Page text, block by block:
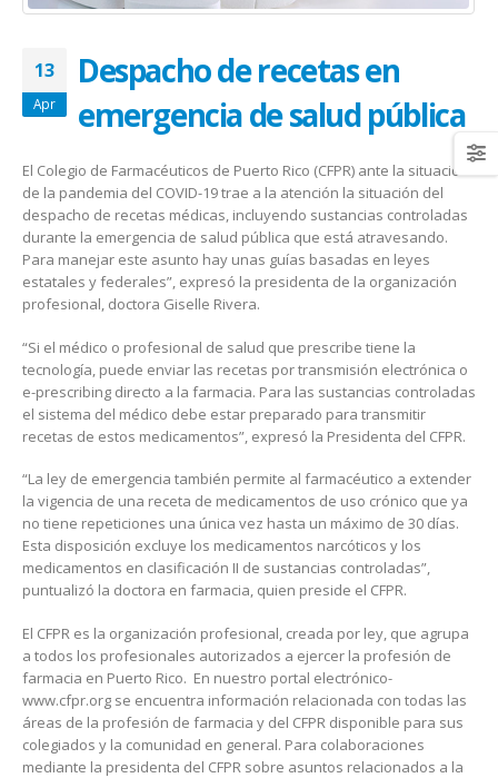
13
Apr
Despacho de recetas en
emergencia de salud pública
El Colegio de Farmacéuticos de Puerto Rico (CFPR) ante la situación
de la pandemia del COVID-19 trae a la atención la situación del
despacho de recetas médicas, incluyendo sustancias controladas
durante la emergencia de salud pública que está atravesando.
Para manejar este asunto hay unas guías basadas en leyes
estatales y federales”, expresó la presidenta de la organización
profesional, doctora Giselle Rivera.
“Si el médico o profesional de salud que prescribe tiene la
tecnología, puede enviar las recetas por transmisión electrónica o
e-prescribing directo a la farmacia. Para las sustancias controladas
el sistema del médico debe estar preparado para transmitir
recetas de estos medicamentos”, expresó la Presidenta del CFPR.
“La ley de emergencia también permite al farmacéutico a extender
la vigencia de una receta de medicamentos de uso crónico que ya
no tiene repeticiones una única vez hasta un máximo de 30 días.
Esta disposición excluye los medicamentos narcóticos y los
medicamentos en clasificación II de sustancias controladas”,
puntualizó la doctora en farmacia, quien preside el CFPR.
El CFPR es la organización profesional, creada por ley, que agrupa
a todos los profesionales autorizados a ejercer la profesión de
farmacia en Puerto Rico. En nuestro portal electrónico-
www.cfpr.org se encuentra información relacionada con todas las
áreas de la profesión de farmacia y del CFPR disponible para sus
colegiados y la comunidad en general. Para colaboraciones
mediante la presidenta del CFPR sobre asuntos relacionados a la
abrazar la salud oncológica